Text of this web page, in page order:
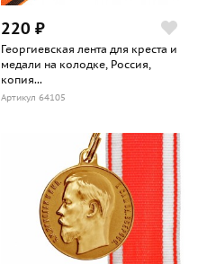
220 ₽
Георгиевская лента для креста и
медали на колодке, Россия,
копия...
Артикул 64105